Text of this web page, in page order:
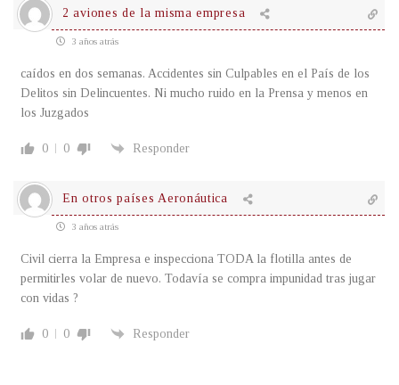
2 aviones de la misma empresa
3 años atrás
caídos en dos semanas. Accidentes sin Culpables en el País de los
Delitos sin Delincuentes. Ni mucho ruido en la Prensa y menos en
los Juzgados
0 0 Responder
En otros países Aeronáutica
3 años atrás
Civil cierra la Empresa e inspecciona TODA la flotilla antes de
permitirles volar de nuevo. Todavía se compra impunidad tras jugar
con vidas ?
0 0 Responder